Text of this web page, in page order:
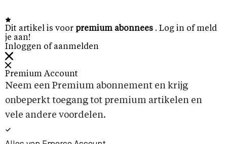
Dit artikel is voor premium abonnees . Log in of meld
je aan!
Inloggen of aanmelden
Premium Account
Neem een Premium abonnement en krijg
onbeperkt toegang tot premium artikelen en
vele andere voordelen.